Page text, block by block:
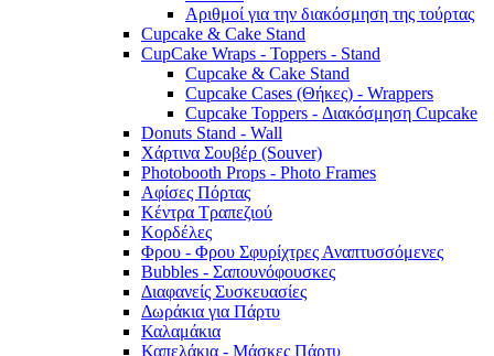
Αριθμοί για την διακόσμηση της τούρτας
Cupcake & Cake Stand
CupCake Wraps - Toppers - Stand
Cupcake & Cake Stand
Cupcake Cases (Θήκες) - Wrappers
Cupcake Toppers - Διακόσμηση Cupcake
Donuts Stand - Wall
Χάρτινα Σουβέρ (Souver)
Photobooth Props - Photo Frames
Αφίσες Πόρτας
Κέντρα Τραπεζιού
Κορδέλες
Φρου - Φρου Σφυρίχτρες Αναπτυσσόμενες
Bubbles - Σαπουνόφουσκες
Διαφανείς Συσκευασίες
Δωράκια για Πάρτυ
Καλαμάκια
Καπελάκια - Μάσκες Πάρτυ